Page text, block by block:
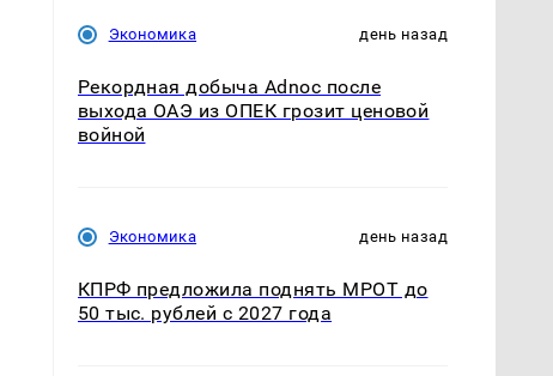
Экономика день назад
Рекордная добыча Adnoc после
выхода ОАЭ из ОПЕК грозит ценовой
войной
Экономика день назад
КПРФ предложила поднять МРОТ до
50 тыс. рублей с 2027 года